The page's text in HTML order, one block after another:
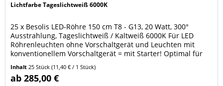
Lichtfarbe Tageslichtweiß 6000K
25 x Besolis LED-Röhre 150 cm T8 - G13, 20 Watt, 300°
Ausstrahlung, Tageslichtweiß / Kaltweiß 6000K Für LED
Röhrenleuchten ohne Vorschaltgerät und Leuchten mit
konventionellem Vorschaltgerät = mit Starter! Optimal für
verpackt. Energiesparende HIGH LUMEN LED-Lampe in
Röhrenform, Länge 150 cm. Für alle...
Inhalt25 Stück(11,40 € / 1 Stück)
ab 285,00 €